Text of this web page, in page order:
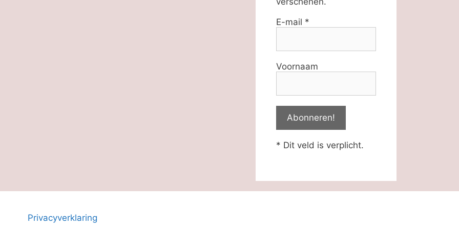
E-mail *
Voornaam
* Dit veld is verplicht.
Privacyverklaring